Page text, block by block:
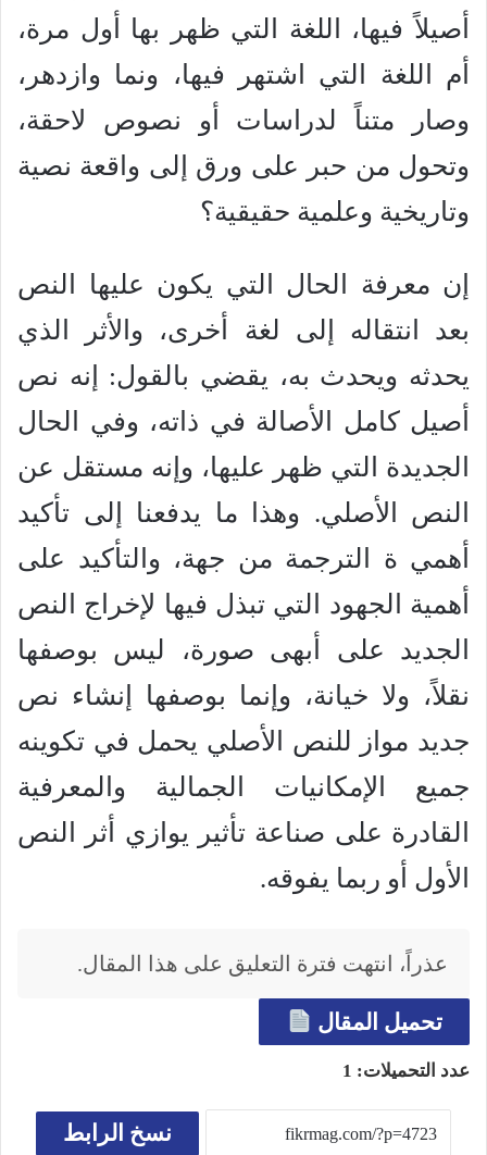
أصيلاً فيها، اللغة التي ظهر بها أول مرة،
أم اللغة التي اشتهر فيها، ونما وازدهر،
وصار متناً لدراسات أو نصوص لاحقة،
وتحول من حبر على ورق إلى واقعة نصية
وتاريخية وعلمية حقيقية؟
إن معرفة الحال التي يكون عليها النص
بعد انتقاله إلى لغة أخرى، والأثر الذي
يحدثه ويحدث به، يقضي بالقول: إنه نص
أصيل كامل الأصالة في ذاته، وفي الحال
الجديدة التي ظهر عليها، وإنه مستقل عن
النص الأصلي. وهذا ما يدفعنا إلى تأكيد
أهمي ة الترجمة من جهة، والتأكيد على
أهمية الجهود التي تبذل فيها لإخراج النص
الجديد على أبهى صورة، ليس بوصفها
نقلاً، ولا خيانة، وإنما بوصفها إنشاء نص
جديد مواز للنص الأصلي يحمل في تكوينه
جميع الإمكانيات الجمالية والمعرفية
القادرة على صناعة تأثير يوازي أثر النص
الأول أو ربما يفوقه.
عذراً، انتهت فترة التعليق على هذا المقال.
تحميل المقال
عدد التحميلات: 1
نسخ الرابط